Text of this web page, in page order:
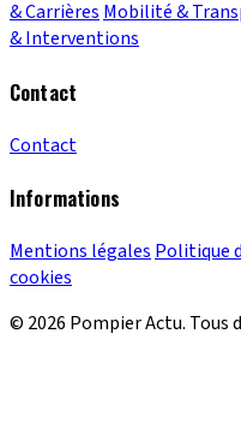
& Carrières Mobilité &
& Interventions
Contact
Contact
Informations
Mentions légalesPolitique
cookies
© 2026 Pompier Actu. Tous